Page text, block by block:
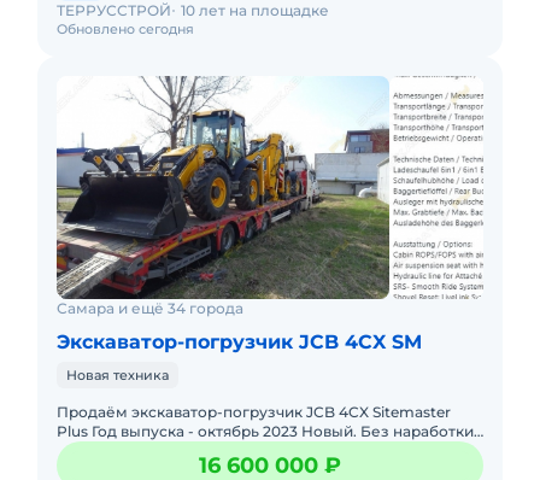
Обновлено сегодня
ТЕРРУССТРОЙ 10 лет на площадке
Самара и ещё 34 города
Экскаватор-погрузчик JCB 4CX SM
Новая техника
Продаём экскаватор-погрузчик JCB 4CX Sitemaster
Plus Год выпуска - октябрь 2023 Новый. Без наработки.
Страна производитель - Англия Местонахождение -
Бельги
16 600 000 ₽